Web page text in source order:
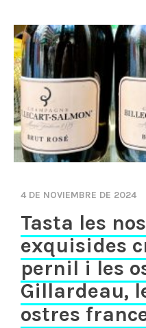
4 DE NOVIEMBRE DE 2024
Tasta les
exquisides
pernil i les
Gillardeau,
ostres